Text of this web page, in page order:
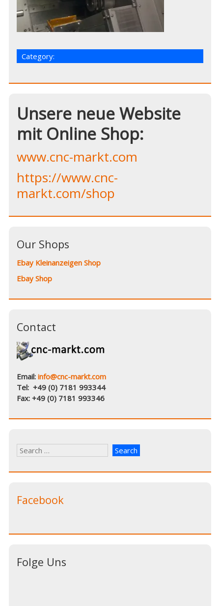
Category:
Unsere neue Website
mit Online Shop:
www.cnc-markt.com
https://www.cnc-
markt.com/shop
Our Shops
Ebay Kleinanzeigen Shop
Ebay Shop
Contact
Email:info@cnc-markt.com
Tel: +49 (0) 7181 993344
Fax: +49 (0) 7181 993346
Facebook
Folge Uns